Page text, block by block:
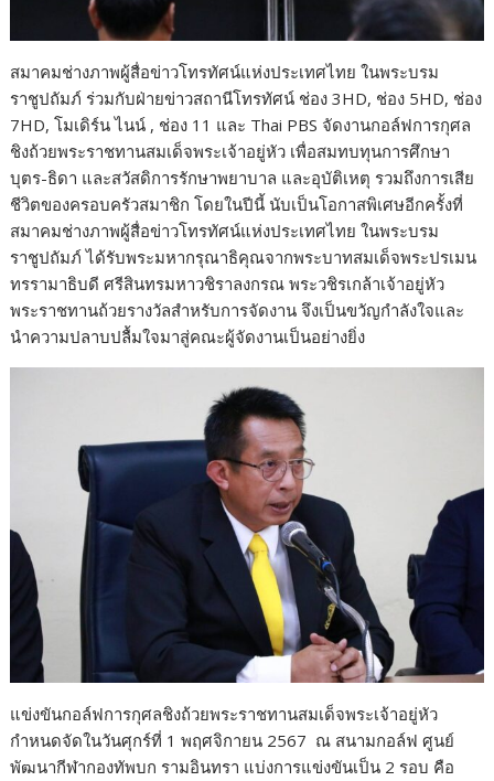
สมาคมช่างภาพผู้สื่อข่าวโทรทัศน์แห่งประเทศไทย ในพระบรม
ราชูปถัมภ์ ร่วมกับฝ่ายข่าวสถานีโทรทัศน์ ช่อง 3HD, ช่อง 5HD, ช่อง
7HD, โมเดิร์น ไนน์ , ช่อง 11 และ Thai PBS จัดงานกอล์ฟการกุศล
ชิงถ้วยพระราชทานสมเด็จพระเจ้าอยู่หัว เพื่อสมทบทุนการศึกษา
บุตร-ธิดา และสวัสดิการรักษาพยาบาล และอุบัติเหตุ รวมถึงการเสีย
ชีวิตของครอบครัวสมาชิก โดยในปีนี้ นับเป็นโอกาสพิเศษอีกครั้งที่
สมาคมช่างภาพผู้สื่อข่าวโทรทัศน์แห่งประเทศไทย ในพระบรม
ราชูปถัมภ์ ได้รับพระมหากรุณาธิคุณจากพระบาทสมเด็จพระปรเมน
ทรรามาธิบดี ศรีสินทรมหาวชิราลงกรณ พระวชิรเกล้าเจ้าอยู่หัว
พระราชทานถ้วยรางวัลสำหรับการจัดงาน จึงเป็นขวัญกำลังใจและ
นำความปลาบปลื้มใจมาสู่คณะผู้จัดงานเป็นอย่างยิ่ง
แข่งขันกอล์ฟการกุศลชิงถ้วยพระราชทานสมเด็จพระเจ้าอยู่หัว
กำหนดจัดในวันศุกร์ที่ 1 พฤศจิกายน 2567 ณ สนามกอล์ฟ ศูนย์
พัฒนากีฬากองทัพบก รามอินทรา แบ่งการแข่งขันเป็น 2 รอบ คือ